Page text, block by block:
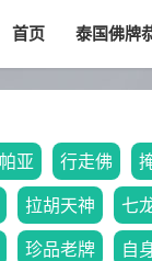
首页 泰国佛牌
亚 行走佛
拉胡天神 七
珍品老牌 自